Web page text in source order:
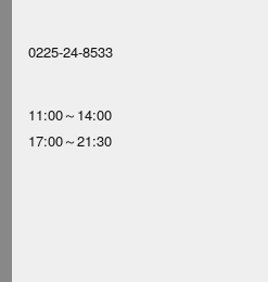
0225-24-8533
11:00～14:00
17:00～21:30